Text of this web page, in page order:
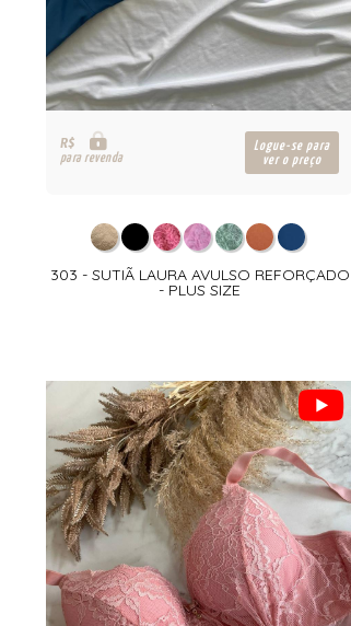
R$
para revenda
Logue-se para
ver o preço
303 - SUTIÃ LAURA AVULSO REFORÇADO
- PLUS SIZE